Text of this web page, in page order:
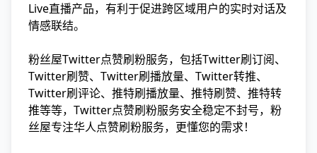
Live直播产品，有利于促进跨区域用户的实时对话及
情感联结。
粉丝屋Twitter点赞刷粉服务，包括Twitter刷订阅、
Twitter刷赞、Twitter刷播放量、Twitter转推、
Twitter刷评论、推特刷播放量、推特刷赞、推特转
推等等，Twitter点赞刷粉服务安全稳定不封号，粉
丝屋专注华人点赞刷粉服务，更懂您的需求！